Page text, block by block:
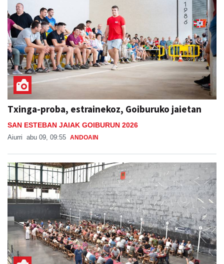
Txinga-proba, estrainekoz, Goiburuko jaietan
SAN ESTEBAN JAIAK GOIBURUN 2026
Aiurri abu 09, 09:55 ANDOAIN